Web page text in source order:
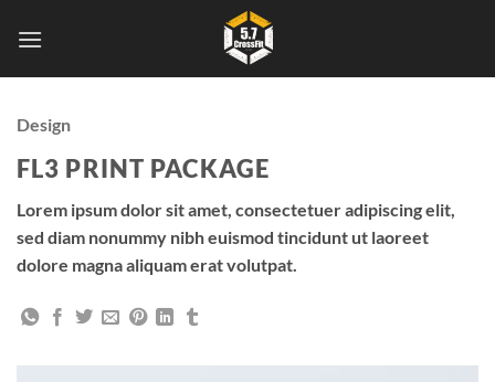
Design
FL3 PRINT PACKAGE
Lorem ipsum dolor sit amet, consectetuer adipiscing elit,
sed diam nonummy nibh euismod tincidunt ut laoreet
dolore magna aliquam erat volutpat.